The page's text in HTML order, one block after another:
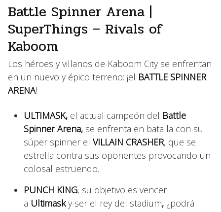
Battle Spinner Arena |
SuperThings – Rivals of
Kaboom
Los héroes y villanos de Kaboom City se enfrentan
en un nuevo y épico terreno: ¡el BATTLE SPINNER
ARENA!
ULTIMASK, el actual campeón del Battle
Spinner Arena, se enfrenta en batalla con su
súper spinner el VILLAIN CRASHER, que se
estrella contra sus oponentes provocando un
colosal estruendo.
PUNCH KING, su objetivo es vencer
a Ultimasky ser el rey del stadium, ¿podrá